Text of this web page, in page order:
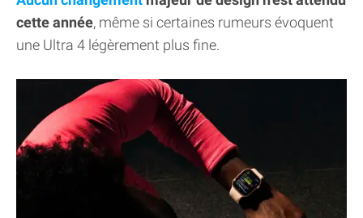
cette année, même si certaines rumeurs évoquent
une Ultra 4 légèrement plus fine.